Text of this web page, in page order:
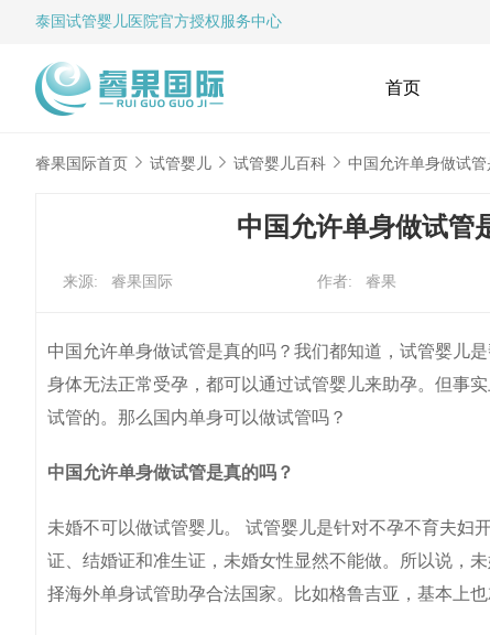
泰国试管婴儿 医院官方授权服务中心
首页
睿果国际首页 试管婴儿 试管婴儿百科 中国允许单身做试
中国允许单身做试管
来源: 睿果国际 作者: 睿果
中国允许单身做试管是真的吗？我们都知道，试管婴儿
身体无法正常受孕，都可以通过试管婴儿来助孕。但事
试管的。那么国内单身可以做试管吗？
中国允许单身做试管是真的吗？
未婚不可以做试管婴儿。 试管婴儿是针对不孕不育夫妇
证、结婚证和准生证，未婚女性显然不能做。所以说，
择海外单身试管助孕合法国家。比如格鲁吉亚，基本上